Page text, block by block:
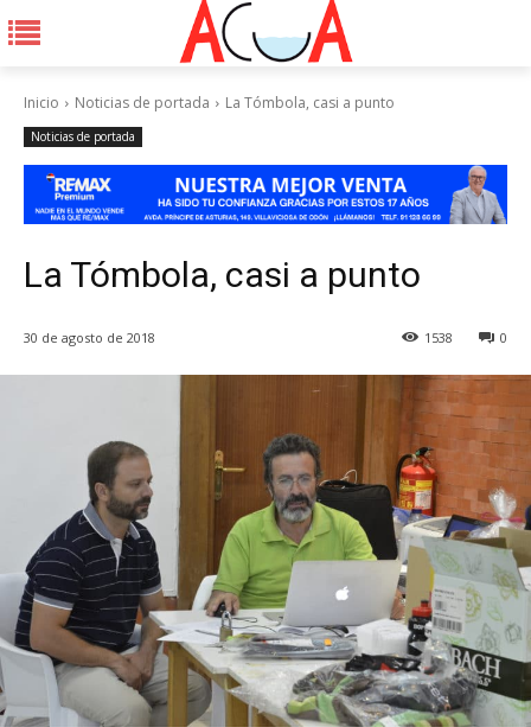
Inicio Noticias de portada La Tómbola, casi a punto
Noticias de portada
La Tómbola, casi a punto
30 de agosto de 2018 0
1538